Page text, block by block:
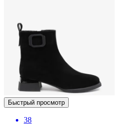
Быстрый просмотр
38